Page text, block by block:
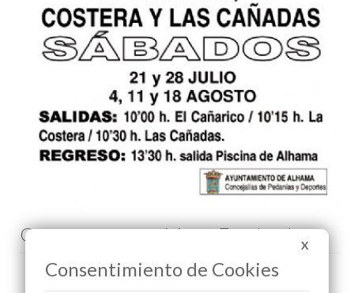
Comenta esta noticia en Facebook X
Consentimiento de Cookies